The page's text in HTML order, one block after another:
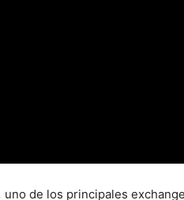
uno de los principales